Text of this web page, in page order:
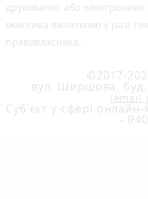
друкованих або електронних
можлива винятково у разі
правовласника.
©2017-
вул. Ширшова, буд.
[email
Cуб'єкт у сфері онлайн-
-